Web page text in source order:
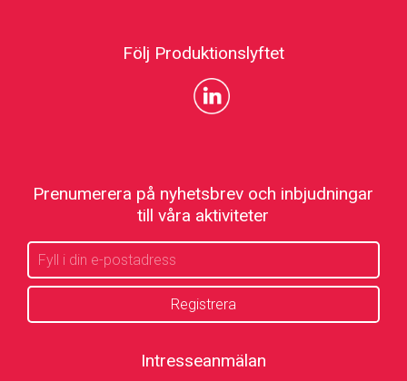
Följ Produktionslyftet
Prenumerera på nyhetsbrev och inbjudningar
till våra aktiviteter
Intresseanmälan